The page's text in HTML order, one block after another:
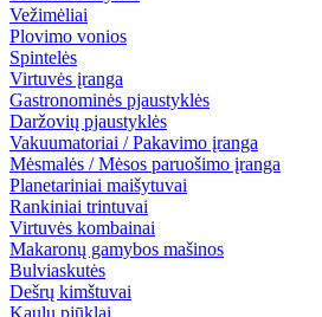
Vežimėliai
Plovimo vonios
Spintelės
Virtuvės įranga
Gastronominės pjaustyklės
Daržovių pjaustyklės
Vakuumatoriai / Pakavimo įranga
Mėsmalės / Mėsos paruošimo įranga
Planetariniai maišytuvai
Rankiniai trintuvai
Virtuvės kombainai
Makaronų gamybos mašinos
Bulviaskutės
Dešrų kimštuvai
Kaulų pjūklai